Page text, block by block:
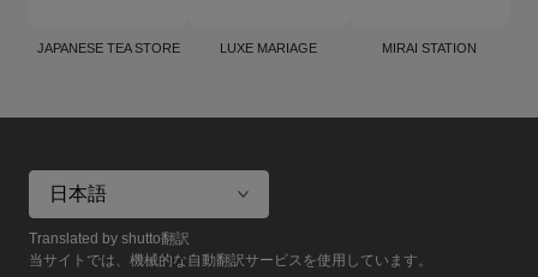
Translated by shutto翻訳
当サイトでは、機械的な自動翻訳サービスを使用しています。
JAPANESE TEA STORE LUXE MARIAGE MIRAI STATION